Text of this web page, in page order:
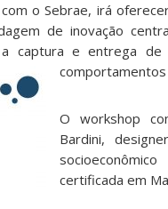
o Sebrae, irá
de inovação
a captura e entrega
O workshop
Bardini,
certificada em